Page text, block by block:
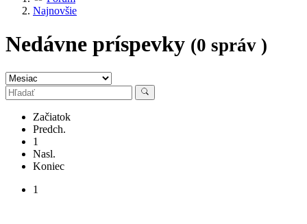
Najnovšie
Nedávne príspevky (0 správ )
Začiatok
Predch.
1
Nasl.
Koniec
1